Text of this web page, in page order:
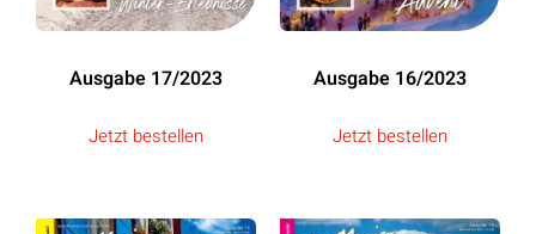
Ausgabe 17/2023
Jetzt bestellen
Ausgabe 16/2023
Jetzt bestellen